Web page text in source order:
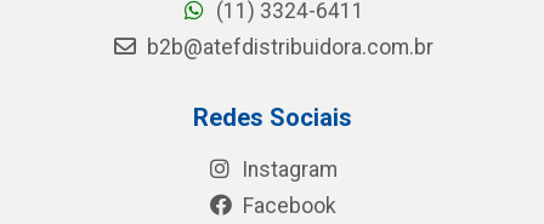
(11) 3324-6411
b2b@atefdistribuidora.com.br
Redes Sociais
Instagram
Facebook